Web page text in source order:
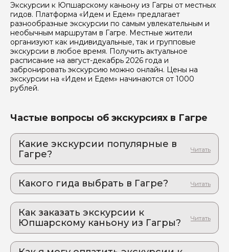
Экскурсии к Юпшарскому каньону из Гагры от местных
гидов. Платформа «Идем и Едем» предлагает
разнообразные экскурсии по самым увлекательным и
необычным маршрутам в Гагре. Местные жители
организуют как индивидуальные, так и групповые
экскурсии в любое время. Получить актуальное
расписание на август-декабрь 2026 года и
забронировать экскурсию можно онлайн. Цены на
экскурсии на «Идем и Едем» начинаются от 1000
рублей.
Частые вопросы об экскурсиях в Гагре
Какие экскурсии популярные в
Гагре?
столица абхазского царства (VIII-X вв).
Путешествие во времени, которое позволит вам
прикоснуться к истокам одной из величайших
2. Сухум + Черниговка + Термальный
источник в с. Кындыг (Супер экскурсия)
для вас аутентичную Абхазию и ее богатые
Какого гида выбрать в Гагре?
2. Рамин.Б 775
Как заказать экскурсии к
Юпшарскому каньону из Гагры?
Едем»:
Если у вас есть интересующие вопросы, можете их
задать
Я даю своё согласие на обработку персональных
Отправить